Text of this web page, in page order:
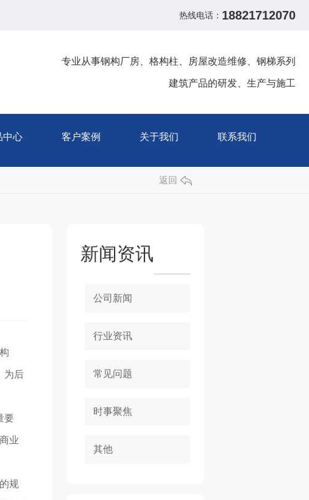
热线电话： 18821712070
专业从事钢构厂房、格构柱、房屋改造维修、钢梯系列
建筑产品的研发、生产与施工
中心 客户案例 关于我们 联系我们
返回
为后
要
业
规
新闻资讯
公司新闻
行业资讯
常见问题
时事聚焦
其他